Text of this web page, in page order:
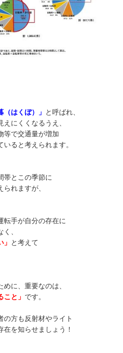
（はくぼ）」 と呼ばれ、
にくくなるうえ、
等で交通量が増加
ると考えられます。
帯とこの季節に
れますが、
転手が自分の存在に
く、
と考えて
に、重要なのは、
こと」 です。
の方も反射材やライト
を知らせましょう！